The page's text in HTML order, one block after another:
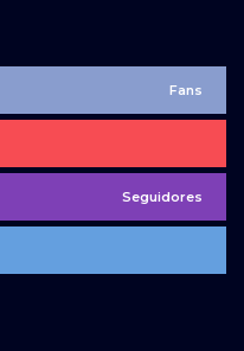
Fans
Seguidores